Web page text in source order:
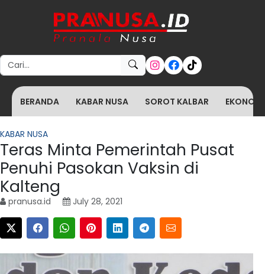
Search for:
BERANDA KABAR NUSA SOROT KALBAR
KABAR NUSA
Teras Minta Pemerintah Pusat
Penuhi Pasokan Vaksin di
Kalteng
pranusa.id July 28, 2021